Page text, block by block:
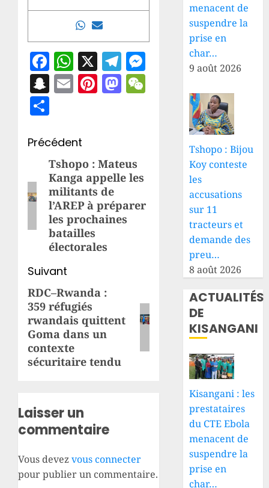
Facebook
WhatsApp
X Telegram
Messenger
Snapchat
EmailPinterest
Mastodon
Navigation
d’article
Précédent
Article
précédent:
Tshopo : Mateus
Kanga appelle les
militants de
l’AREP à préparer
les prochaines
batailles
électorales
Suivant
Article
suivant:
RDC–Rwanda :
359 réfugiés
rwandais quittent
Goma dans un
contexte
sécuritaire tendu
Laisser un
commentaire
Vous devezvous connecter
pour publier un commentaire.
menacent de
suspendre la
prise en
char…
9 août 2026
Tshopo : Bijou
Koy conteste
les
accusations
sur 11
tracteurs et
demande des
preu…
8 août 2026
ACTUALITÉS
DE
KISANGANI
Kisangani : les
prestataires
du CTE Ebola
menacent de
suspendre la
prise en
char…